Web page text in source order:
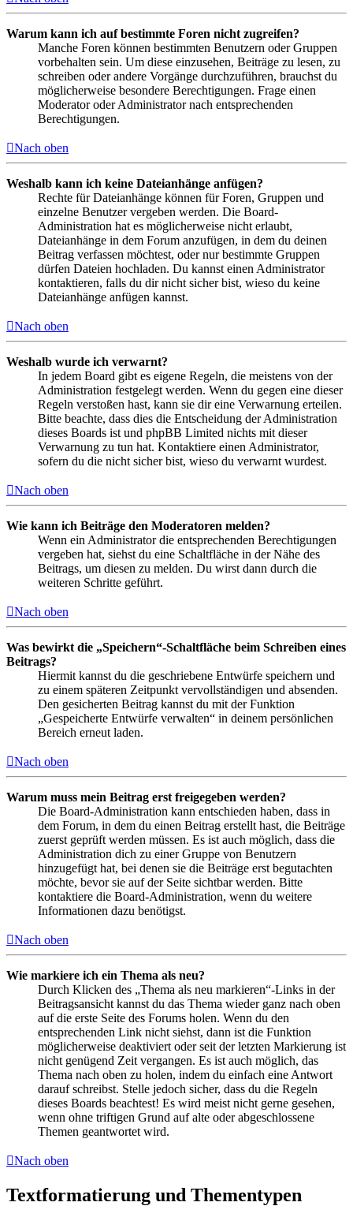
Warum kann ich auf bestimmte Foren nicht zugreifen?
Manche Foren können bestimmten Benutzern oder Gruppen
vorbehalten sein. Um diese einzusehen, Beiträge zu lesen, zu
schreiben oder andere Vorgänge durchzuführen, brauchst du
möglicherweise besondere Berechtigungen. Frage einen
Moderator oder Administrator nach entsprechenden
Berechtigungen.
Nach oben
Weshalb kann ich keine Dateianhänge anfügen?
Rechte für Dateianhänge können für Foren, Gruppen und
einzelne Benutzer vergeben werden. Die Board-
Administration hat es möglicherweise nicht erlaubt,
Dateianhänge in dem Forum anzufügen, in dem du deinen
Beitrag verfassen möchtest, oder nur bestimmte Gruppen
dürfen Dateien hochladen. Du kannst einen Administrator
kontaktieren, falls du dir nicht sicher bist, wieso du keine
Dateianhänge anfügen kannst.
Nach oben
Weshalb wurde ich verwarnt?
In jedem Board gibt es eigene Regeln, die meistens von der
Administration festgelegt werden. Wenn du gegen eine dieser
Regeln verstoßen hast, kann sie dir eine Verwarnung erteilen.
Bitte beachte, dass dies die Entscheidung der Administration
dieses Boards ist und phpBB Limited nichts mit dieser
Verwarnung zu tun hat. Kontaktiere einen Administrator,
sofern du die nicht sicher bist, wieso du verwarnt wurdest.
Nach oben
Wie kann ich Beiträge den Moderatoren melden?
Wenn ein Administrator die entsprechenden Berechtigungen
vergeben hat, siehst du eine Schaltfläche in der Nähe des
Beitrags, um diesen zu melden. Du wirst dann durch die
weiteren Schritte geführt.
Nach oben
Was bewirkt die „Speichern“-Schaltfläche beim Schreiben eines
Beitrags?
Hiermit kannst du die geschriebene Entwürfe speichern und
zu einem späteren Zeitpunkt vervollständigen und absenden.
Den gesicherten Beitrag kannst du mit der Funktion
„Gespeicherte Entwürfe verwalten“ in deinem persönlichen
Bereich erneut laden.
Nach oben
Warum muss mein Beitrag erst freigegeben werden?
Die Board-Administration kann entschieden haben, dass in
dem Forum, in dem du einen Beitrag erstellt hast, die Beiträge
zuerst geprüft werden müssen. Es ist auch möglich, dass die
Administration dich zu einer Gruppe von Benutzern
hinzugefügt hat, bei denen sie die Beiträge erst begutachten
möchte, bevor sie auf der Seite sichtbar werden. Bitte
kontaktiere die Board-Administration, wenn du weitere
Informationen dazu benötigst.
Nach oben
Wie markiere ich ein Thema als neu?
Durch Klicken des „Thema als neu markieren“-Links in der
Beitragsansicht kannst du das Thema wieder ganz nach oben
auf die erste Seite des Forums holen. Wenn du den
entsprechenden Link nicht siehst, dann ist die Funktion
möglicherweise deaktiviert oder seit der letzten Markierung ist
nicht genügend Zeit vergangen. Es ist auch möglich, das
Thema nach oben zu holen, indem du einfach eine Antwort
darauf schreibst. Stelle jedoch sicher, dass du die Regeln
dieses Boards beachtest! Es wird meist nicht gerne gesehen,
wenn ohne triftigen Grund auf alte oder abgeschlossene
Themen geantwortet wird.
Nach oben
Textformatierung und Thementypen